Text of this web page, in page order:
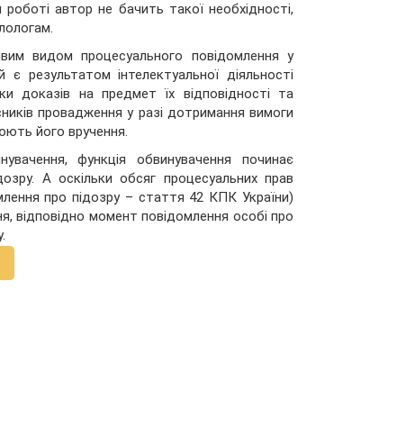
автор не бачить такої необхідності,
видом процесуального повідомлення у
результатом інтелектуальної діяльності
доказів на предмет їх відповідності та
провадження у разі дотримання вимоги
його вручення.
функція обвинувачення починає
А оскільки обсяг процесуальних прав
про підозру – стаття 42 КПК України)
відповідно момент повідомлення особі про